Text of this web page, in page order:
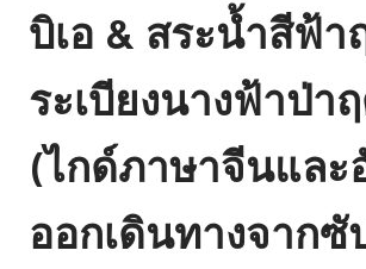
บิเอ & สระน้ำสีฟ้
ระเบียงนางฟ้าป่า
(ไกด์ภาษาจีนแล
ออกเดินทางจากซั